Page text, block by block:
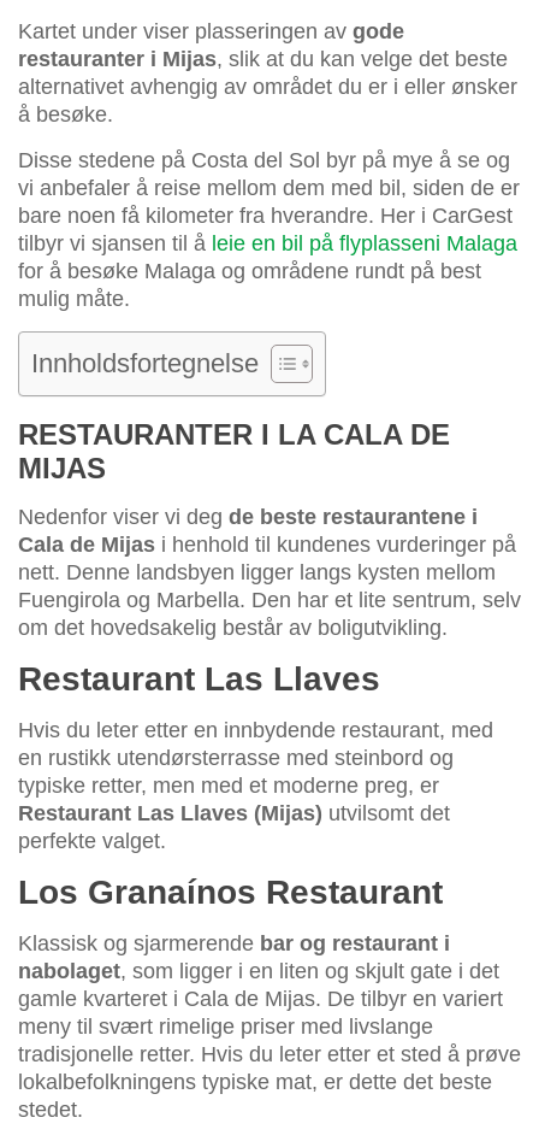
Kartet under viser plasseringen av gode
restauranter i Mijas, slik at du kan velge det beste
alternativet avhengig av området du er i eller ønsker
å besøke.
Disse stedene på Costa del Sol byr på mye å se og
vi anbefaler å reise mellom dem med bil, siden de er
bare noen få kilometer fra hverandre. Her i CarGest
tilbyr vi sjansen til å leie en bil på flyplasseni Malaga
for å besøke Malaga og områdene rundt på best
mulig måte.
Innholdsfortegnelse
RESTAURANTER I LA CALA DE
MIJAS
Nedenfor viser vi deg de beste restaurantene i
Cala de Mijas i henhold til kundenes vurderinger på
nett. Denne landsbyen ligger langs kysten mellom
Fuengirola og Marbella. Den har et lite sentrum, selv
om det hovedsakelig består av boligutvikling.
Restaurant Las Llaves
Hvis du leter etter en innbydende restaurant, med
en rustikk utendørsterrasse med steinbord og
typiske retter, men med et moderne preg, er
Restaurant Las Llaves (Mijas) utvilsomt det
perfekte valget.
Los Granaínos Restaurant
Klassisk og sjarmerende bar og restaurant i
nabolaget, som ligger i en liten og skjult gate i det
gamle kvarteret i Cala de Mijas. De tilbyr en variert
meny til svært rimelige priser med livslange
tradisjonelle retter. Hvis du leter etter et sted å prøve
lokalbefolkningens typiske mat, er dette det beste
stedet.